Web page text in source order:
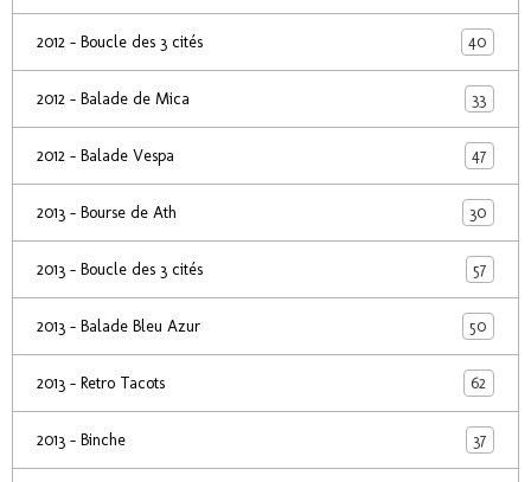
2012 - Boucle des 3 cités 40
2012 - Balade de Mica 33
2012 - Balade Vespa 47
2013 - Bourse de Ath 30
2013 - Boucle des 3 cités 57
2013 - Balade Bleu Azur 50
2013 - Retro Tacots 62
2013 - Binche 37